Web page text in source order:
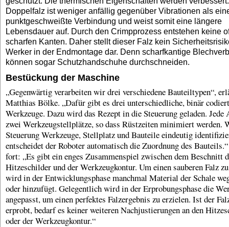
Doppelfalz ist weniger anfällig gegenüber Vibrationen als
punktgeschweißte Verbindung und weist somit eine längere
Lebensdauer auf. Durch den Crimpprozess entstehen keine
scharfen Kanten. Daher stellt dieser Falz kein
Werker in der Endmontage dar. Denn scharfkantige
können sogar Schutzhandschuhe durchschneiden.
Bestückung der Maschine
„Gegenwärtig verarbeiten wir drei verschiedene Bauteiltypen“,
Matthias Bölke. „Dafür gibt es drei unterschiedliche, binär
Werkzeuge. Dazu wird das Rezept in die Steuerung geladen. Jede
zwei Werkzeugstellplätze, so dass Rüstzeiten minimiert werden.
Steuerung Werkzeuge, Stellplatz und Bauteile eindeutig
entscheidet der Roboter automatisch die Zuordnung des
fort: „Es gibt ein enges Zusammenspiel zwischen dem Beschnitt
Hitzeschilder und der Werkzeugkontur. Um einen sauberen Falz
wird in der Entwicklungsphase manchmal Material der Schale
oder hinzufügt. Gelegentlich wird in der Erprobungsphase die
angepasst, um einen perfektes Falzergebnis zu erzielen. Ist der
erprobt, bedarf es keiner weiteren Nachjustierungen an den
oder der Werkzeugkontur.“